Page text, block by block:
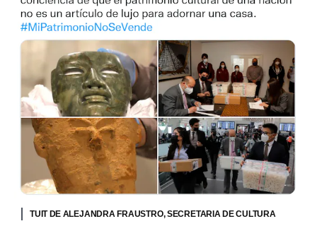
TUIT DE ALEJANDRA FRAUSTRO, SECRETARIA DE CULTURA